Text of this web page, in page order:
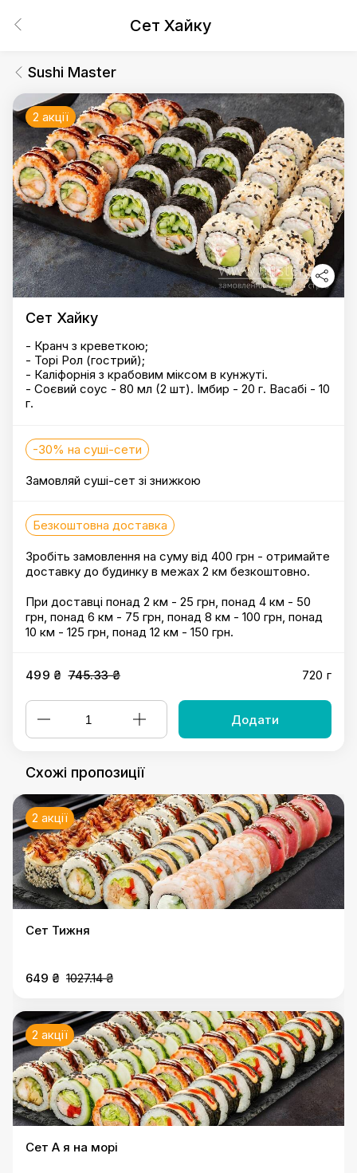
Сет Хайку
Sushi Master
2 акції
Сет Хайку
- Кранч з креветкою;
- Торі Рол (гострий);
- Каліфорнія з крабовим міксом в кунжуті.
- Соєвий соус - 80 мл (2 шт). Імбир - 20 г. Васабі - 10
г.
-30% на суші-сети
Замовляй суші-сет зі знижкою
Безкоштовна доставка
Зробіть замовлення на суму від 400 грн - отримайте
доставку до будинку в межах 2 км безкоштовно.
При доставці понад 2 км - 25 грн, понад 4 км - 50
грн, понад 6 км - 75 грн, понад 8 км - 100 грн, понад
10 км - 125 грн, понад 12 км - 150 грн.
499 ₴ 745.33 ₴ 720 г
Додати
Схожі пропозиції
2 акції
Сет Тижня
649 ₴ 1027.14 ₴
2 акції
Сет А я на морі